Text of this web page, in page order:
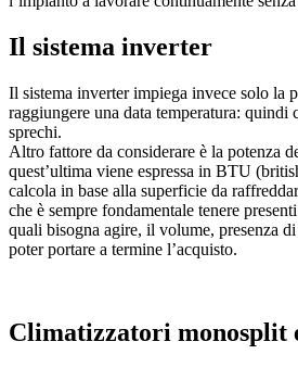
Il sistema inverter
Il sistema inverter impiega invece solo la
raggiungere una data temperatura: quindi
sprechi.
Altro fattore da considerare è la potenza
quest’ultima viene espressa in BTU
calcola in base alla superficie da
che è sempre fondamentale tenere
quali bisogna agire, il volume, presenza
poter portare a termine l’acquisto.
Climatizzatori monosplit